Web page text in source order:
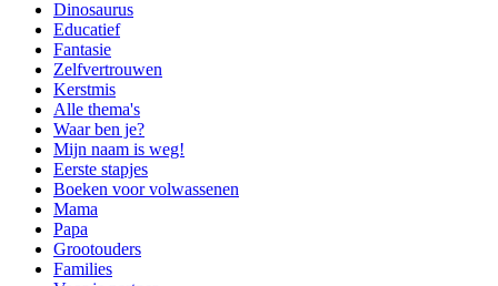
Dinosaurus
Educatief
Fantasie
Zelfvertrouwen
Kerstmis
Alle thema's
Waar ben je?
Mijn naam is weg!
Eerste stapjes
Boeken voor volwassenen
Mama
Papa
Grootouders
Families